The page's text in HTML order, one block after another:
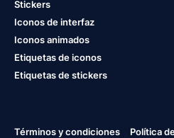
Stickers
Iconos de interfaz
Iconos animados
Etiquetas de iconos
Etiquetas de stickers
Términos y condiciones Política